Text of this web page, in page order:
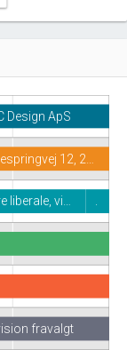
Design ApS
12, 2…
liberale, vi… .
fravalgt